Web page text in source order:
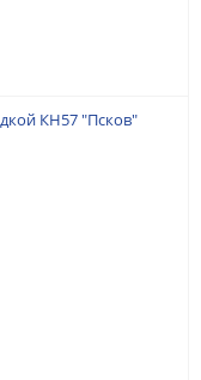
КН57 "Псков"